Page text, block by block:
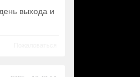
выхода и